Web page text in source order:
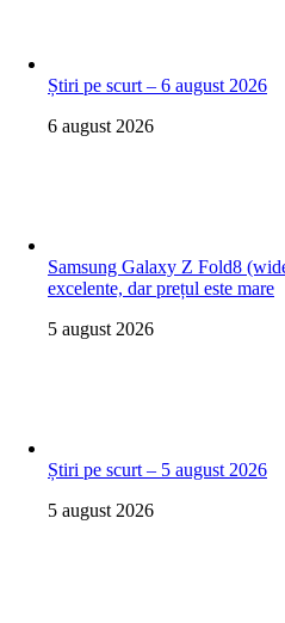
Știri pe scurt – 6 august 2026
6 august 2026
Samsung Galaxy Z Fold8
excelente, dar prețul este mare
5 august 2026
Știri pe scurt – 5 august 2026
5 august 2026